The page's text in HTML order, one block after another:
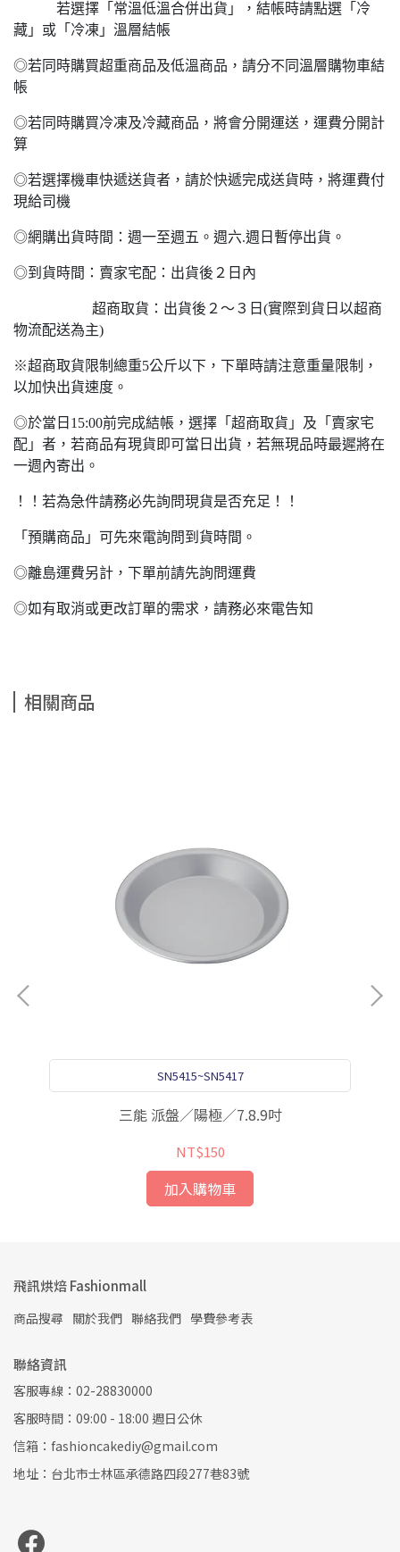
若選擇「常溫低溫合併出貨」，結帳時請點選「冷
藏」或「冷凍」溫層結帳
◎若同時購買超重商品及低溫商品，請分不同溫層購物車結
帳
◎若同時購買冷凍及冷藏商品，將會分開運送，運費分開計
算
◎若選擇機車快遞送貨者，請於快遞完成送貨時，將運費付
現給司機
◎網購出貨時間：週一至週五。週六.週日暫停出貨。
◎到貨時間：賣家宅配：出貨後２日內
超商取貨：出貨後２～３日(實際到貨日以超商
物流配送為主)
※超商取貨限制總重5公斤以下，下單時請注意重量限制，
以加快出貨速度。
◎於當日15:00前完成結帳，選擇「超商取貨」及「賣家宅
配」者，若商品有現貨即可當日出貨，若無現品時最遲將在
一週內寄出。
！！若為急件請務必先詢問現貨是否充足！！
「預購商品」可先來電詢問到貨時間。
◎離島運費另計，下單前請先詢問運費
◎如有取消或更改訂單的需求，請務必來電告知
相關商品
SN5415~SN5417
三能 派盤／陽極／7.8.9吋
NT$150
加入購物車
飛訊烘焙 Fashionmall
商品搜尋 關於我們 聯絡我們 學費參考表
聯絡資訊
客服專線：02-28830000
客服時間：09:00 - 18:00 週日公休
信箱：fashioncakediy@gmail.com
地址：台北市士林區承德路四段277巷83號